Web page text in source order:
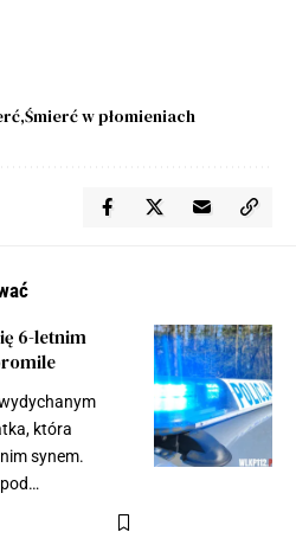
Śmierć w płomieniach
6-letnim
która
synem.